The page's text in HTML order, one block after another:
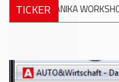
TICKER
GRATIS WEITERBILDUNG